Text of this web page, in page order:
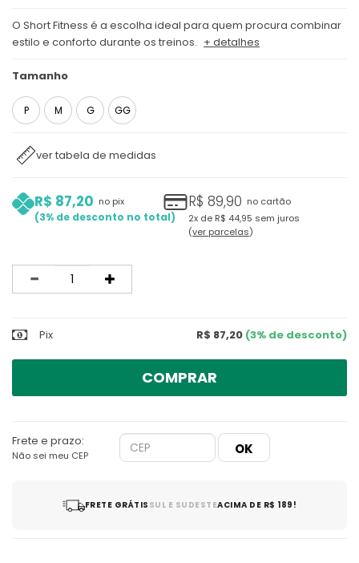
O Short Fitness é a escolha ideal para quem procura combinar
estilo e conforto durante os treinos. + detalhes
Tamanho
P M G GG
ver tabela de medidas
R$ 87,20
3%
no pix R$ 89,90 no cartão
2x de R$ 44,95 sem juros
ver parcelas
Quantidade
Pix R$ 87,20 (3% de desconto)
COMPRAR
Frete e prazo:
Não sei meu CEP
FRETE GRÁTIS SUL E SUDESTEACIMA DE R$ 189!